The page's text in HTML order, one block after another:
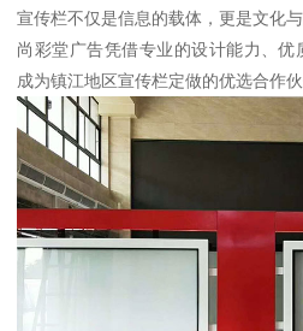
宣传栏不仅是信息的载体，更是文化与
尚彩堂广告凭借专业的设计能力、优
成为镇江地区宣传栏定做的优选合作伙